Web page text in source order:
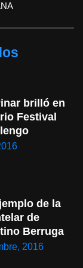
brilló en
Festival
de la
de
Berruga
2016